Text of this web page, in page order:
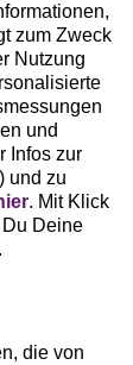
zum Zweck
Nutzung
und
Infos zur
und zu
. Mit Klick
Du Deine
die von